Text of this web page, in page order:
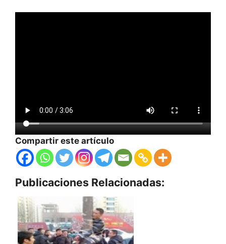
Compartir este artículo
Publicaciones Relacionadas: